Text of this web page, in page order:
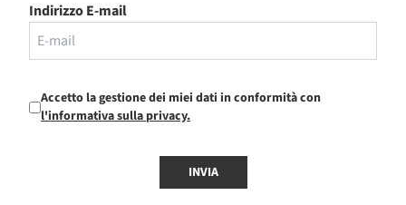
Indirizzo E-mail
Accetto la gestione dei miei dati in conformità con
l'informativa sulla privacy.
INVIA